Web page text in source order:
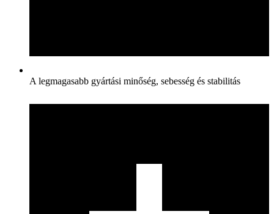
A legmagasabb gyártási minőség, sebesség és stabilitás